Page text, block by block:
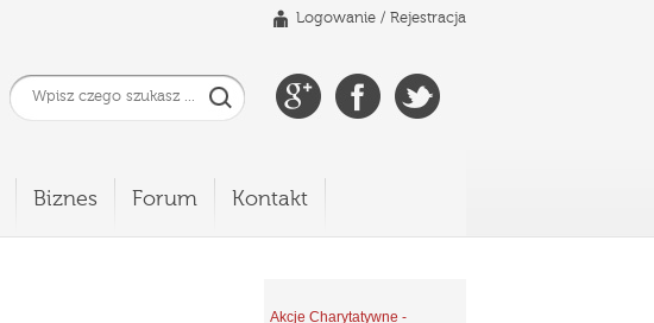
Logowanie / Rejestracja
Biznes Forum Kontakt
Akcje Charytatywne -